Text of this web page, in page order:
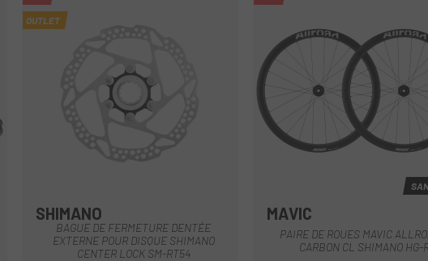
OUTLET
SHIMANO
BAGUE DE FERMETURE DENTÉE
EXTERNE POUR DISQUE SHIMANO
CENTER LOCK SM-RT54
MAVIC
PAIRE DE ROUES MAVIC
CARBON CL SHIMANO HG-